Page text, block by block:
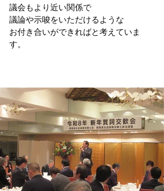
議会もより近い関係で
議論や示唆をいただけるような
お付き合いができればと考えていま
す。